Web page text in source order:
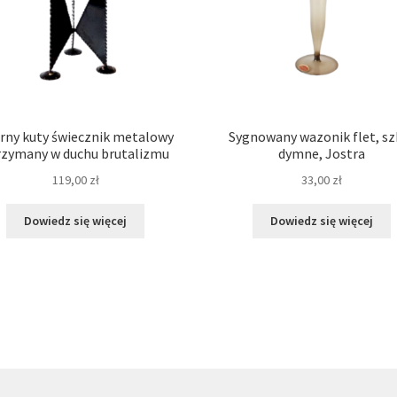
kuty świecznik metalowy
w duchu brutalizmu
119,00 zł
Dowiedz się więcej
Sygnowany wazonik flet,
dymne, Jostra
33,00 zł
Dowiedz się więcej